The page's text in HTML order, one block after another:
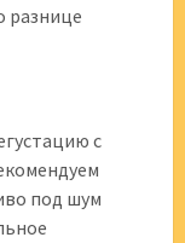
разнице
с
под шум